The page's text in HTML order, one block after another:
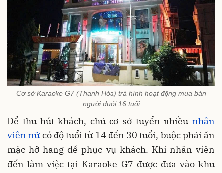
Cơ sở Karaoke G7 (Thanh Hóa) trá hình hoạt động mua bán
người dưới 16 tuổi
Để thu hút khách, chủ cơ sở tuyển nhiều nhân
viên nữ có độ tuổi từ 14 đến 30 tuổi, buộc phải ăn
mặc hở hang để phục vụ khách. Khi nhân viên
đến làm việc tại Karaoke G7 được đưa vào khu